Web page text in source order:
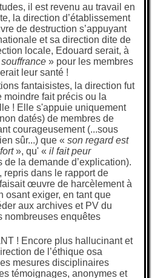
il est revenu au travail en
la direction d’établissement
de destruction s’appuyant
et sa direction dite de
locale, Edouard serait, à
» pour les membres
leur santé !
fantaisistes, la direction fut
fait précis ou la
! Elle s'appuie uniquement
datés) de membres de
courageusement (...sous
sûr...) que « son regard est
», qu' « il fait peur
de la demande d’explication).
repris dans le rapport de
faisait œuvre de harcèlement à
osant exiger, en tant que
aux archives et PV du
nombreuses enquêtes
! Encore plus hallucinant et
de l’éthique osa
mesures disciplinaires
témoignages, anonymes et